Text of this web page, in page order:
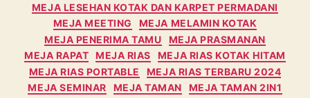
MEJA LESEHAN KOTAK DAN KARPET PERMADANI
MEJA MEETING
MEJA MELAMIN KOTAK
MEJA PENERIMA TAMU
MEJA PRASMANAN
MEJA RAPAT
MEJA RIAS
MEJA RIAS KOTAK HITAM
MEJA RIAS PORTABLE
MEJA RIAS TERBARU 2024
MEJA SEMINAR
MEJA TAMAN
MEJA TAMAN 2IN1